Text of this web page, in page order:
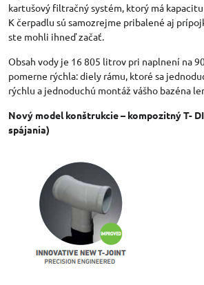
kartušový filtračný systém, ktorý má
K čerpadlu sú samozrejme pribalené aj
ste mohli ihneď začať.
Obsah vody je 16 805 litrov pri naplnení na
pomerne rýchla: diely rámu, ktoré sa
rýchlu a jednoduchú montáž vášho bazéna
Nový model konštrukcie – kompozitný T-
spájania)